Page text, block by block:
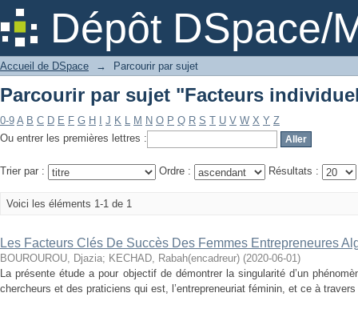
Dépôt DSpace/
Parcourir par sujet "Facteurs
Accueil de DSpace → Parcourir par sujet
Parcourir par sujet "Facteurs
0-9 A B C D E F G H J K L M N O P Q R S T U V W X Y Z
Ou entrer les premières lettres :
Trier par : Ordre : Résultats :
Voici les éléments 1-1 de 1
Les Facteurs Clés De Succès Des Femmes Entrepreneures
BOUROUROU, Djazia; KECHAD, Rabah(encadreur) (2020-06-01)
La présente étude a pour objectif de démontrer la singularité d’un
chercheurs et des praticiens qui est, l’entrepreneuriat féminin, et ce à